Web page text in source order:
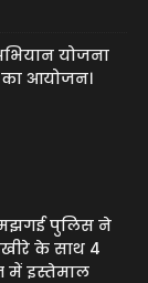
योजना
का आयोजन।
मझगई पुलिस ने
के साथ 4
में इस्तेमाल